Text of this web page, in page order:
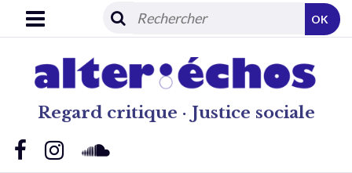
Regard critique · Justice sociale
OK